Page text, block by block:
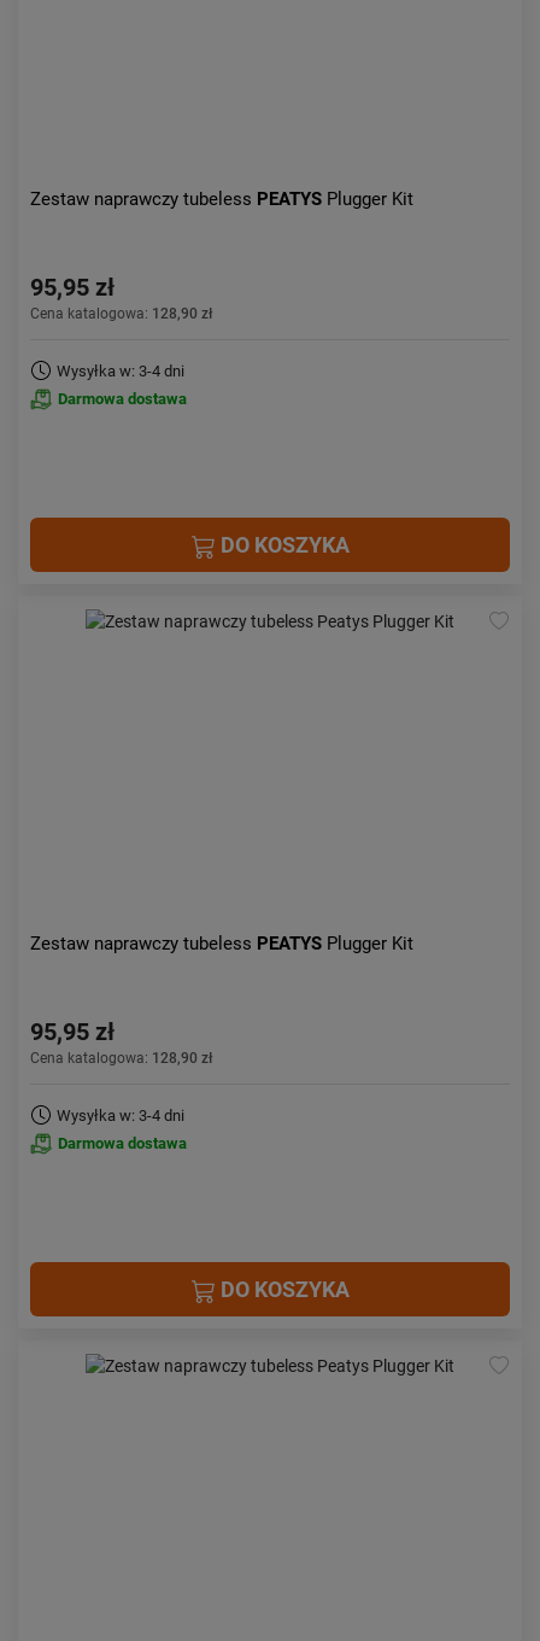
Zestaw naprawczy tubeless PEATYS Plugger Kit
95,95 zł
Cena katalogowa: 128,90 zł
Wysyłka w: 3-4 dni
Darmowa dostawa
DO KOSZYKA
Zestaw naprawczy tubeless PEATYS Plugger Kit
95,95 zł
Cena katalogowa: 128,90 zł
Wysyłka w: 3-4 dni
Darmowa dostawa
DO KOSZYKA